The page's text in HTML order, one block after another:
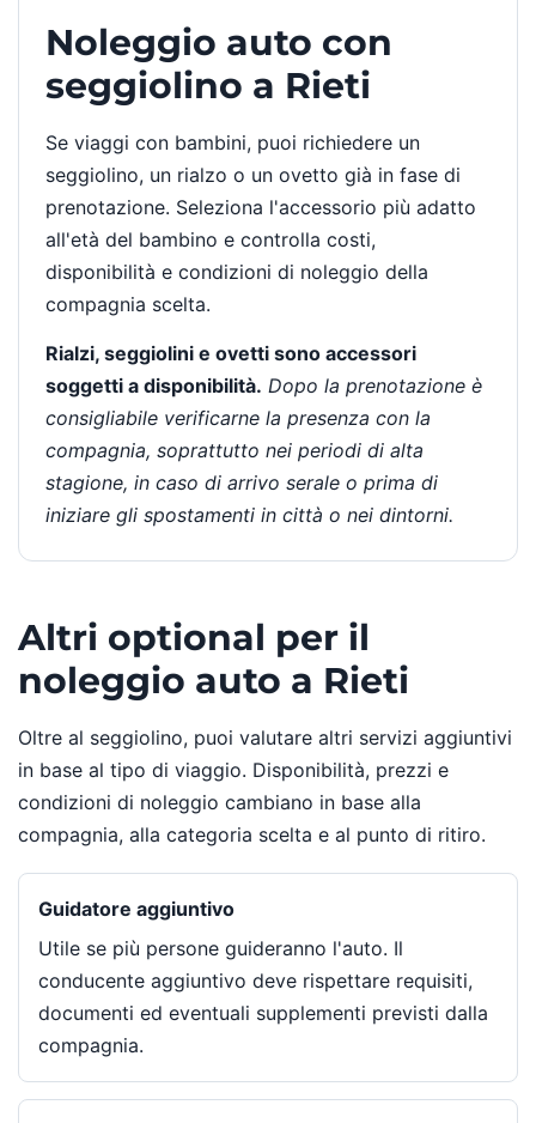
Noleggio auto con
seggiolino a Rieti
Se viaggi con bambini, puoi richiedere un
seggiolino, un rialzo o un ovetto già in fase di
prenotazione. Seleziona l'accessorio più adatto
all'età del bambino e controlla costi,
disponibilità e condizioni di noleggio della
compagnia scelta.
Rialzi, seggiolini e ovetti sono accessori
soggetti a disponibilità. Dopo la prenotazione è
consigliabile verificarne la presenza con la
compagnia, soprattutto nei periodi di alta
stagione, in caso di arrivo serale o prima di
iniziare gli spostamenti in città o nei dintorni.
Altri optional per il
noleggio auto a Rieti
Oltre al seggiolino, puoi valutare altri servizi aggiuntivi
in base al tipo di viaggio. Disponibilità, prezzi e
condizioni di noleggio cambiano in base alla
compagnia, alla categoria scelta e al punto di ritiro.
Guidatore aggiuntivo
Utile se più persone guideranno l'auto. Il
conducente aggiuntivo deve rispettare requisiti,
documenti ed eventuali supplementi previsti dalla
compagnia.